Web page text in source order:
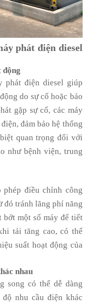
phát điện diesel
động
phát điện diesel giúp
do sự cố hoặc bảo
gặp sự cố, các máy
đảm bảo hệ thống
quan trọng đối với
như bệnh viện, trung
phép điều chỉnh công
đó tránh lãng phí năng
một số máy để tiết
tải tăng cao, có thể
suất hoạt động của
nhau
song có thể dễ dàng
nhu cầu điện khác